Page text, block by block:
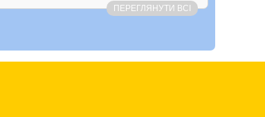
ПЕРЕГЛЯНУТИ ВСІ